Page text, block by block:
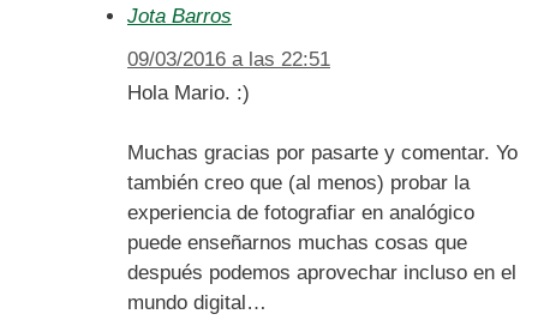
Jota Barros
09/03/2016 a las 22:51
Hola Mario. :)
Muchas gracias por pasarte y comentar. Yo
también creo que (al menos) probar la
experiencia de fotografiar en analógico
puede enseñarnos muchas cosas que
después podemos aprovechar incluso en el
mundo digital…